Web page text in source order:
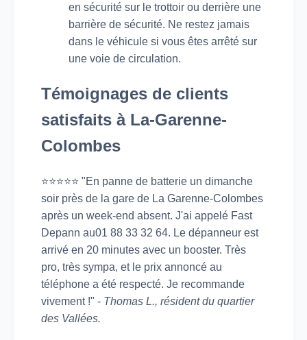
en sécurité sur le trottoir ou derrière une
barrière de sécurité. Ne restez jamais
dans le véhicule si vous êtes arrêté sur
une voie de circulation.
Témoignages de clients
satisfaits à La-Garenne-
Colombes
⭐⭐⭐⭐⭐ "En panne de batterie un dimanche
soir près de la gare de La Garenne-Colombes
après un week-end absent. J'ai appelé Fast
Depann au01 88 33 32 64. Le dépanneur est
arrivé en 20 minutes avec un booster. Très
pro, très sympa, et le prix annoncé au
téléphone a été respecté. Je recommande
vivement !" - Thomas L., résident du quartier
des Vallées.